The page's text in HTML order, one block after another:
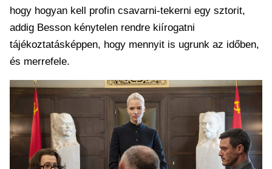
hogy hogyan kell profin csavarni-tekerni egy sztorit,
addig Besson kénytelen rendre kiírogatni
tájékoztatásképpen, hogy mennyit is ugrunk az időben,
és merrefele.